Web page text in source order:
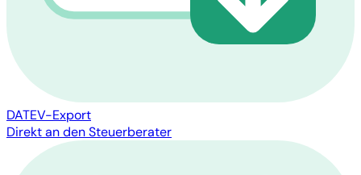
DATEV-Export
Direkt an den Steuerberater